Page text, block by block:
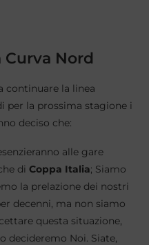
Nord
continuare la linea
per la prossima stagione i
deciso che:
alle gare
di Coppa Italia; Siamo
la prelazione dei nostri
decenni, ma non siamo
questa situazione,
decideremo Noi. Siate,